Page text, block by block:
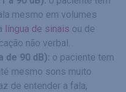
mesmo em volumes
língua de sinais ou de
não verbal.
de 90 dB): o paciente tem
mesmo sons muito
de entender a fala,